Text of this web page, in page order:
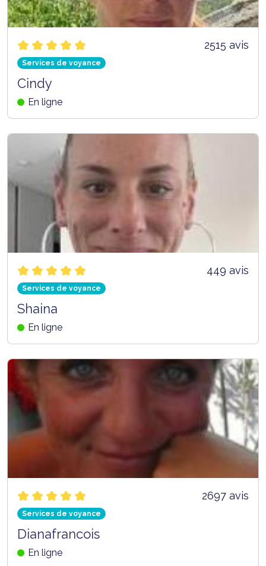
2515 avis
Services de voyance
Cindy
En ligne
449 avis
Services de voyance
Shaina
En ligne
2697 avis
Services de voyance
Dianafrancois
En ligne